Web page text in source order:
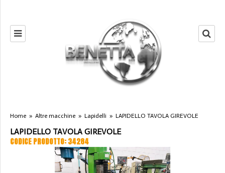
Home » Altre macchine » Lapidelli » LAPIDELLO TAVOLA GIREVOLE
LAPIDELLO TAVOLA GIREVOLE
CODICE PRODOTTO: 34284